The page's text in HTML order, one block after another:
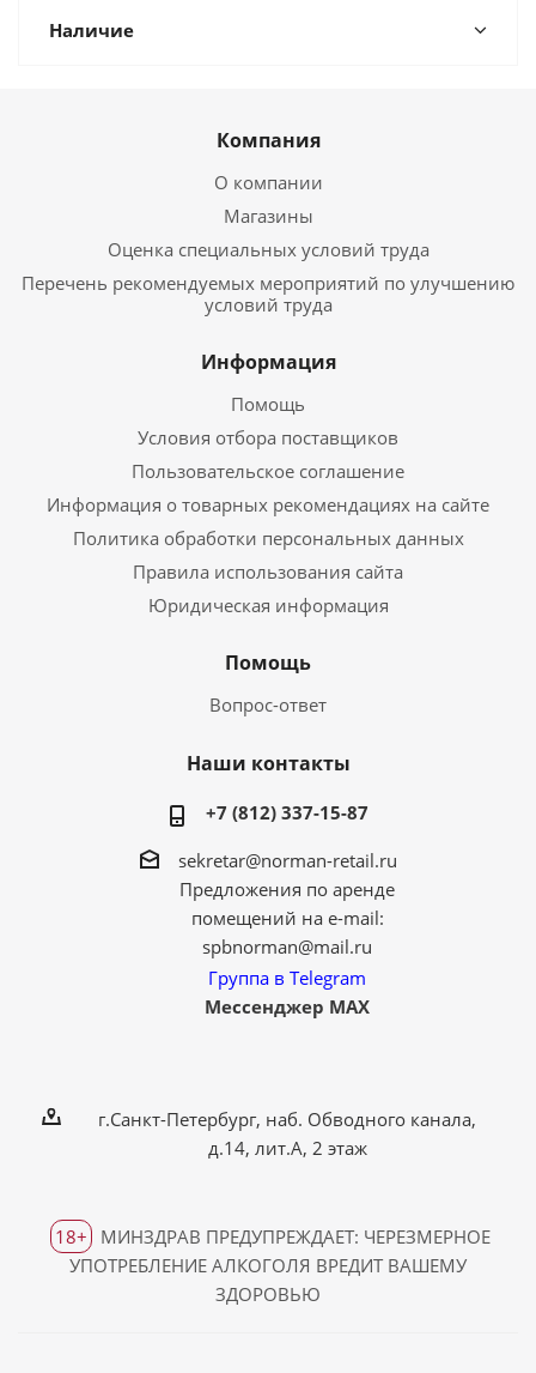
Наличие
Компания
О компании
Магазины
Оценка специальных условий труда
Перечень рекомендуемых мероприятий по улучшению
условий труда
Информация
Помощь
Условия отбора поставщиков
Пользовательское соглашение
Информация о товарных рекомендациях на сайте
Политика обработки персональных данных
Правила использования сайта
Юридическая информация
Помощь
Вопрос-ответ
Наши контакты
+7 (812) 337-15-87
sekretar@norman-retail.ru
Предложения по аренде
помещений на e-mail:
spbnorman@mail.ru
Группа в Telegram
Мессенджер MAX
г.Санкт-Петербург, наб. Обводного канала,
д.14, лит.А, 2 этаж
18+
МИНЗДРАВ ПРЕДУПРЕЖДАЕТ: ЧЕРЕЗМЕРНОЕ
УПОТРЕБЛЕНИЕ АЛКОГОЛЯ ВРЕДИТ ВАШЕМУ
ЗДОРОВЬЮ